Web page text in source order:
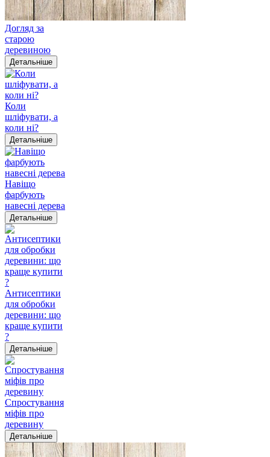
Догляд за
старою
деревиною
Детальніше
Коли
шліфувати, а
коли ні?
Детальніше
Навіщо
фарбують
навесні дерева
Детальніше
Антисептики
для обробки
деревини: що
краще купити
?
Детальніше
Спростування
міфів про
деревину
Детальніше